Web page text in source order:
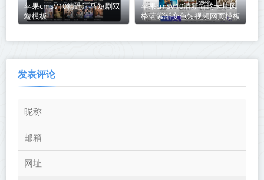
苹果cmsV10精选河马短剧双
端模板
苹果cmsV10清新简约卡片风
格蓝紫渐变色短视频网页模板
发表评论